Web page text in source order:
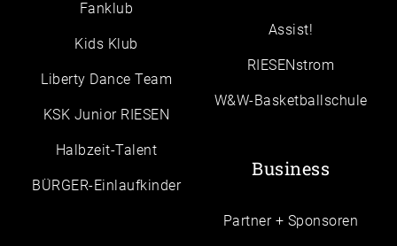
Fanklub
Kids Klub
Liberty Dance Team
KSK Junior RIESEN
Halbzeit-Talent
BÜRGER-Einlaufkinder
Assist!
RIESENstrom
W&W-Basketballschule
Business
Partner + Sponsoren